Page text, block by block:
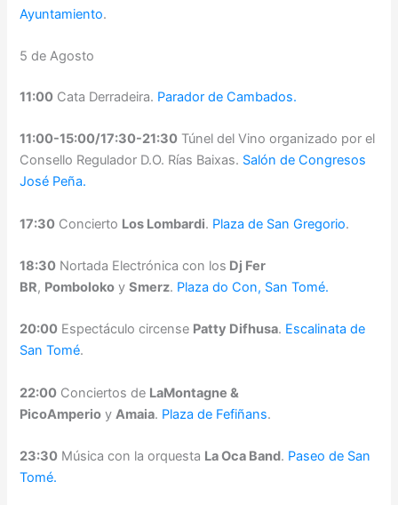
Ayuntamiento.
5 de Agosto
11:00 Cata Derradeira. Parador de Cambados.
11:00-15:00/17:30-21:30 Túnel del Vino organizado por el
Consello Regulador D.O. Rías Baixas. Salón de Congresos
José Peña.
17:30 Concierto Los Lombardi. Plaza de San Gregorio.
18:30 Nortada Electrónica con los Dj Fer
BR, Pomboloko ySmerz. Plaza do Con, San Tomé.
20:00 Espectáculo circense Patty Difhusa. Escalinata de
San Tomé.
22:00 Conciertos de LaMontagne &
PicoAmperio y Amaia. Plaza de Fefiñans.
23:30 Música con la orquesta La Oca Band. Paseo de San
Tomé.